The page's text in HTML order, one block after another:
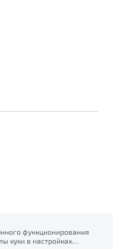
функционирования
куки в настройках